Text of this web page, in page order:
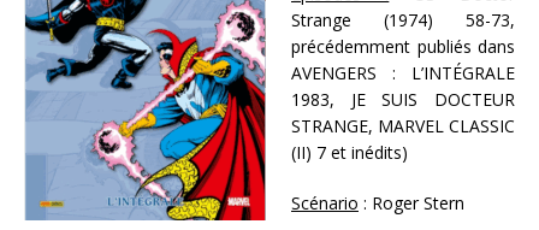
Strange (1974) 58-73,
précédemment publiés dans
AVENGERS : L’INTÉGRALE
1983, JE SUIS DOCTEUR
STRANGE, MARVEL CLASSIC
(II) 7 et inédits)
Scénario : Roger Stern